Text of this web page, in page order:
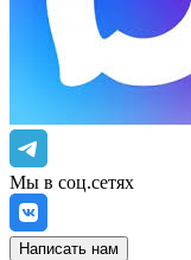
Мы в соц.сетях
Написать нам